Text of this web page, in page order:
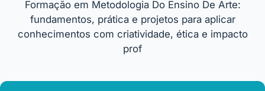
Formação em Metodologia Do Ensino De Arte:
fundamentos, prática e projetos para aplicar
conhecimentos com criatividade, ética e impacto
prof